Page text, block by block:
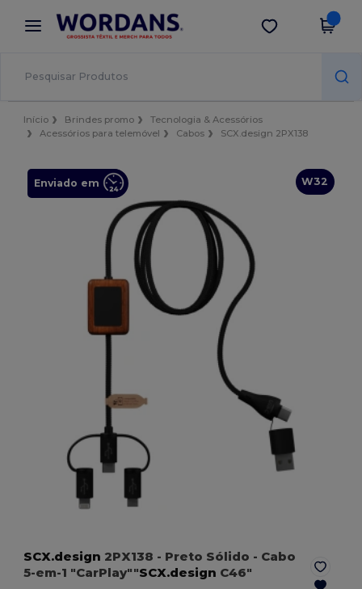
× App Wordans
Melhores preços na app!
Obter app
Início Brindes promo
Tecnologia & Acessórios
Acessórios para telemóvel
Cabos SCX.design 2PX138
W32
Enviado em
SCX.design 2PX138 - Preto Sólido - Cabo
5-em-1 "CarPlay""SCX.design C46"